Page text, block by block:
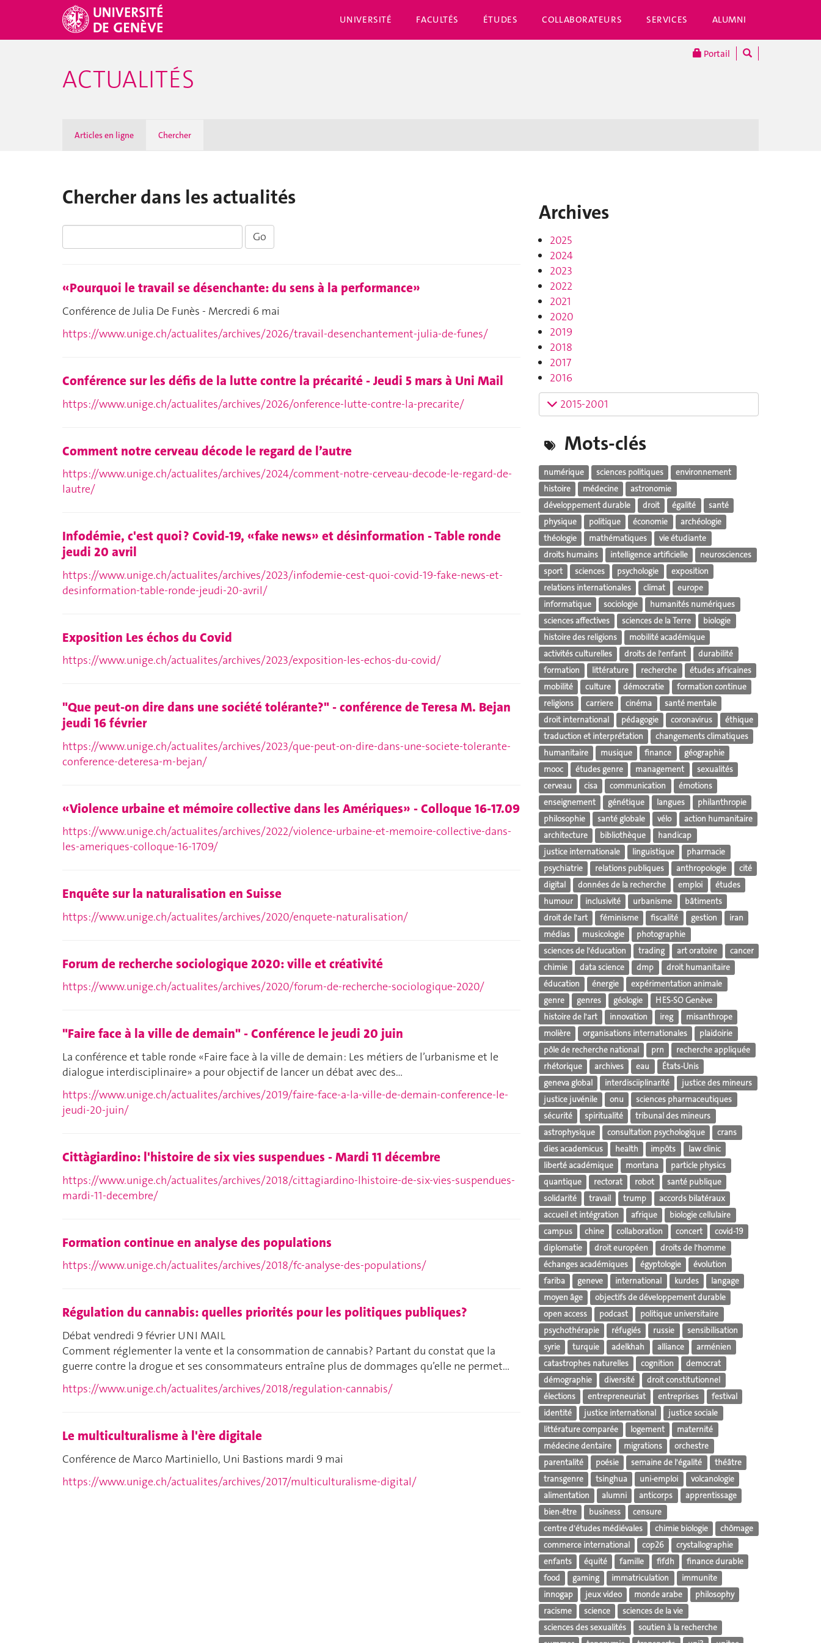
UNIVERSITÉ FACULTÉS ÉTUDES COLLABORATEURS SERVICES ALUMNI
Portail
ACTUALITÉS
Articles en ligne Chercher
Chercher dans les actualités
«Pourquoi le travail se désenchante: du sens à la performance»
Conférence de Julia De Funès - Mercredi 6 mai
https://www.unige.ch/actualites/archives/2026/travail-desenchantement-julia-de-funes/
Conférence sur les défis de la lutte contre la précarité - Jeudi 5 mars à Uni Mail
https://www.unige.ch/actualites/archives/2026/onference-lutte-contre-la-precarite/
Comment notre cerveau décode le regard de l’autre
https://www.unige.ch/actualites/archives/2024/comment-notre-cerveau-decode-le-regard-de-
lautre/
Infodémie, c'est quoi ? Covid-19, «fake news» et désinformation - Table ronde
jeudi 20 avril
https://www.unige.ch/actualites/archives/2023/infodemie-cest-quoi-covid-19-fake-news-et-
desinformation-table-ronde-jeudi-20-avril/
Exposition Les échos du Covid
https://www.unige.ch/actualites/archives/2023/exposition-les-echos-du-covid/
"Que peut-on dire dans une société tolérante?" - conférence de Teresa M. Bejan
jeudi 16 février
https://www.unige.ch/actualites/archives/2023/que-peut-on-dire-dans-une-societe-tolerante-
conference-deteresa-m-bejan/
«Violence urbaine et mémoire collective dans les Amériques» - Colloque 16-17.09
https://www.unige.ch/actualites/archives/2022/violence-urbaine-et-memoire-collective-dans-
les-ameriques-colloque-16-1709/
Enquête sur la naturalisation en Suisse
https://www.unige.ch/actualites/archives/2020/enquete-naturalisation/
Forum de recherche sociologique 2020: ville et créativité
https://www.unige.ch/actualites/archives/2020/forum-de-recherche-sociologique-2020/
"Faire face à la ville de demain" - Conférence le jeudi 20 juin
La conférence et table ronde «Faire face à la ville de demain : Les métiers de l’urbanisme et le
dialogue interdisciplinaire» a pour objectif de lancer un débat avec des…
https://www.unige.ch/actualites/archives/2019/faire-face-a-la-ville-de-demain-conference-le-
jeudi-20-juin/
Cittàgiardino: l'histoire de six vies suspendues - Mardi 11 décembre
https://www.unige.ch/actualites/archives/2018/cittagiardino-lhistoire-de-six-vies-suspendues-
mardi-11-decembre/
Formation continue en analyse des populations
https://www.unige.ch/actualites/archives/2018/fc-analyse-des-populations/
Régulation du cannabis: quelles priorités pour les politiques publiques?
Débat vendredi 9 février UNI MAIL
Comment réglementer la vente et la consommation de cannabis? Partant du constat que la
guerre contre la drogue et ses consommateurs entraîne plus de dommages qu’elle ne permet…
https://www.unige.ch/actualites/archives/2018/regulation-cannabis/
Le multiculturalisme à l'ère digitale
Conférence de Marco Martiniello, Uni Bastions mardi 9 mai
https://www.unige.ch/actualites/archives/2017/multiculturalisme-digital/
Archives
2025
2024
2023
2022
2021
2020
2019
2018
2017
2016
2015-2001
Mots-clés
numérique sciences politiques
environnement
histoire
médecine
astronomie
développement durable
droit égalité
santé
physique
politique économie
archéologie
théologie
mathématiques
vie étudiante
droits humains
intelligence artificielle
neurosciences
sport
sciences psychologie
exposition
relations internationales
climat
europe
informatique
sociologie
humanités numériques
sciences affectives
sciences de la Terre
biologie
histoire des religions
mobilité académique
activités culturelles
droits de l'enfant
durabilité
formation
littérature recherche
études africaines
mobilité
culture démocratie
formation continue
religions
carriere cinéma
santé mentale
droit international
pédagogie coronavirus
éthique
traduction et interprétation
changements climatiques
humanitaire
musique finance
géographie
mooc
études genre management
sexualités
cerveau
cisa communication
émotions
enseignement
génétique langues
philanthropie
philosophie
santé globale vélo
action humanitaire
architecture
bibliothèque
handicap
justice internationale
linguistique
pharmacie
psychiatrie
relations publiques anthropologie
cité
digital
données de la recherche emploi
études
humour
inclusivité urbanisme
bâtiments
droit de l'art
féminisme fiscalité gestion
iran
médias
musicologie
photographie
sciences de l'éducation
trading art oratoire
cancer
chimie
data science dmp
droit humanitaire
éducation
énergie
expérimentation animale
genre
genres géologie
HES-SO Genève
histoire de l'art
innovation ireg
misanthrope
molière
organisations internationales
plaidoirie
pôle de recherche national
prn
recherche appliquée
rhétorique
archives eau
États-Unis
geneva global
interdisciiplinarité
justice des mineurs
justice juvénile
onu
sciences pharmaceutiques
sécurité
spiritualité
tribunal des mineurs
astrophysique
consultation psychologique
crans
dies academicus
health impôts
law clinic
liberté académique
montana
particle physics
quantique
rectorat robot
santé publique
solidarité
travail trump
accords bilatéraux
accueil et intégration
afrique
biologie cellulaire
campus
chine collaboration concert
covid-19
diplomatie
droit européen
droits de l'homme
échanges académiques
égyptologie
évolution
fariba
geneve international kurdes
langage
moyen âge
objectifs de développement durable
open access
podcast
politique universitaire
psychothérapie
réfugiés russie
sensibilisation
syrie
turquie adelkhah alliance
arménien
catastrophes naturelles
cognition
democrat
démographie
diversité
droit constitutionnel
élections
entrepreneuriat entreprises
festival
identité
justice international
justice sociale
littérature comparée
logement
maternité
médecine dentaire
migrations
orchestre
parentalité
poésie semaine de l'égalité
théâtre
transgenre
tsinghua uni-emploi
volcanologie
alimentation
alumni anticorps
apprentissage
bien-être
business
censure
centre d'études médiévales
chimie biologie
chômage
commerce international
cop26
crystallographie
enfants
équité famille fifdh
finance durable
food
gaming immatriculation
immunite
innogap
jeux video monde arabe
philosophy
racisme
science
sciences de la vie
sciences des sexualités
soutien à la recherche